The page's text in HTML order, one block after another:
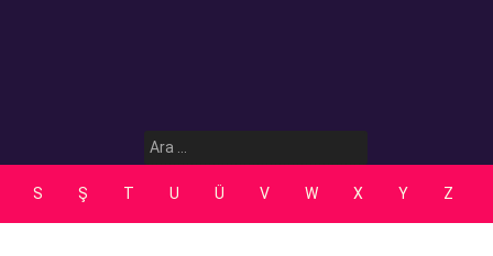
Arama:
S Ş T U Ü V W X Y Z